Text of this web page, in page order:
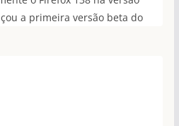
a primeira versão beta do